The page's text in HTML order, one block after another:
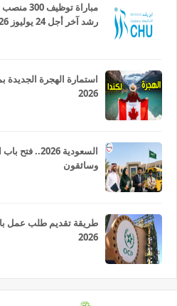
مباراة
رشد آخر أجل 24 يوليوز 2026
2026
السعودية
وسائقون
2026